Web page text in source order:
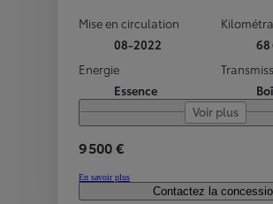
Mise en circulation
08-2022
68
Energie
Essence
Voir plus
9 500 €
En savoir plus
Contactez la